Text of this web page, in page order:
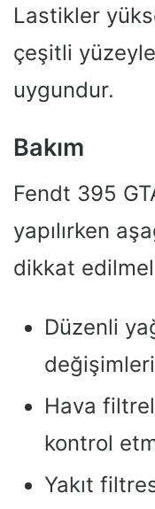
Lastikler
çeşitli
uygundur.
Bakım
Fendt 395
yapılırken
dikkat
Düzenli
değişimleri
Hava
kontrol
Yakıt